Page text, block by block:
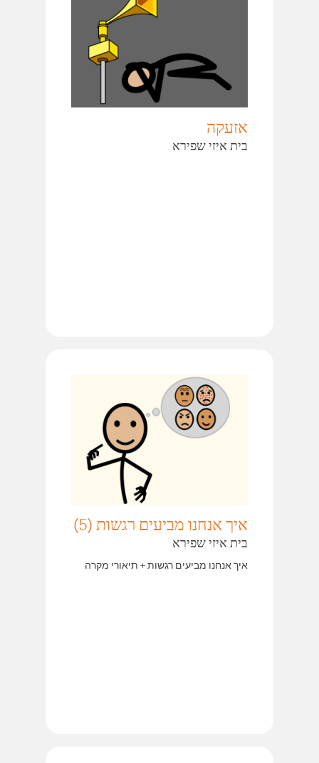
אזעקה
בית איזי שפירא
איך אנחנו מביעים רגשות (5)
בית איזי שפירא
איך אנחנו מביעים רגשות + תיאורי מקרה